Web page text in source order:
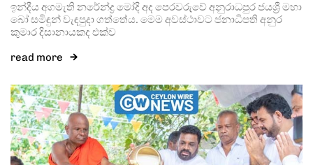
ඉන්දීය අගමැති නරේන්ද්‍ර මෝදි අද පෙරවරුවේ අනුරාධපුර ජයශ්‍රී මහා
බෝ සමිඳුන් වැඳපුදා ගත්තේය. මෙම අවස්ථාවට ජනාධිපති අනුර
කුමාර දිසානායකද එක්ව
read more